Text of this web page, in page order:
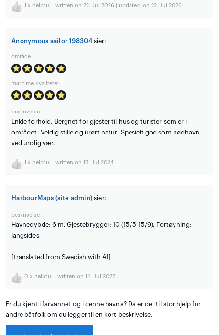
1 x helpful | written on 22. Jul 2026 | updated_on 22. Jul 2026
Anonymous sailor 198304sier:
område
maritime kvaliteter
beskrivelse
Enkle forhold. Bergnet for gjester til hus og turister som er i
området. Veldig stille og urørt natur. Spesielt god som nødhavn
ved urolig vær.
1 x helpful | written on 13. Jul 2024
HarbourMaps (site admin) sier:
beskrivelse
Havnedybde: 6 m, Gjestebrygger: 10 (15/5-15/9), Fortøyning:
langsides
[translated from Swedish with AI]
0 x helpful | written on 14. Jul 2022
Er du kjent i farvannet og i denne havna? Da er det til stor hjelp for
andre båtfolk om du legger til en kort beskrivelse.